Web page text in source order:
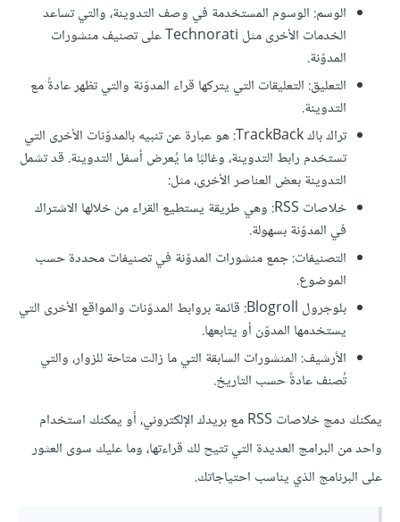
الوسم: الوسوم المستخدمة في وصف التدوينة، والتي تساعد
الخدمات الأخرى مثل Technorati على تصنيف منشورات
المدوّنة.
التعليق: التعليقات التي يتركها قراء المدوّنة والتي تظهر عادةً مع
التدوينة.
تراك باك TrackBack: هو عبارة عن تنبيه بالمدوّنات الأخرى التي
تستخدم رابط التدوينة، وغالبًا ما يُعرض أسفل التدوينة. قد تشمل
التدوينة بعض العناصر الأخرى، مثل:
خلاصات RSS: وهي طريقة يستطيع القراء من خلالها الاشتراك
في المدوّنة بسهولة.
التصنيفات: جمع منشورات المدوّنة في تصنيفات محددة حسب
الموضوع.
بلوجرول Blogroll: قائمة بروابط المدوّنات والمواقع الأخرى التي
يستخدمها المدوّن أو يتابعها.
الأرشيف: المنشورات السابقة التي ما زالت متاحة للزوار، والتي
تُصنف عادةً حسب التاريخ.
يمكنك دمج خلاصات RSS مع بريدك الإلكتروني، أو يمكنك استخدام
واحد من البرامج العديدة التي تتيح لك قراءتها، وما عليك سوى العثور
على البرنامج الذي يناسب احتياجاتك.